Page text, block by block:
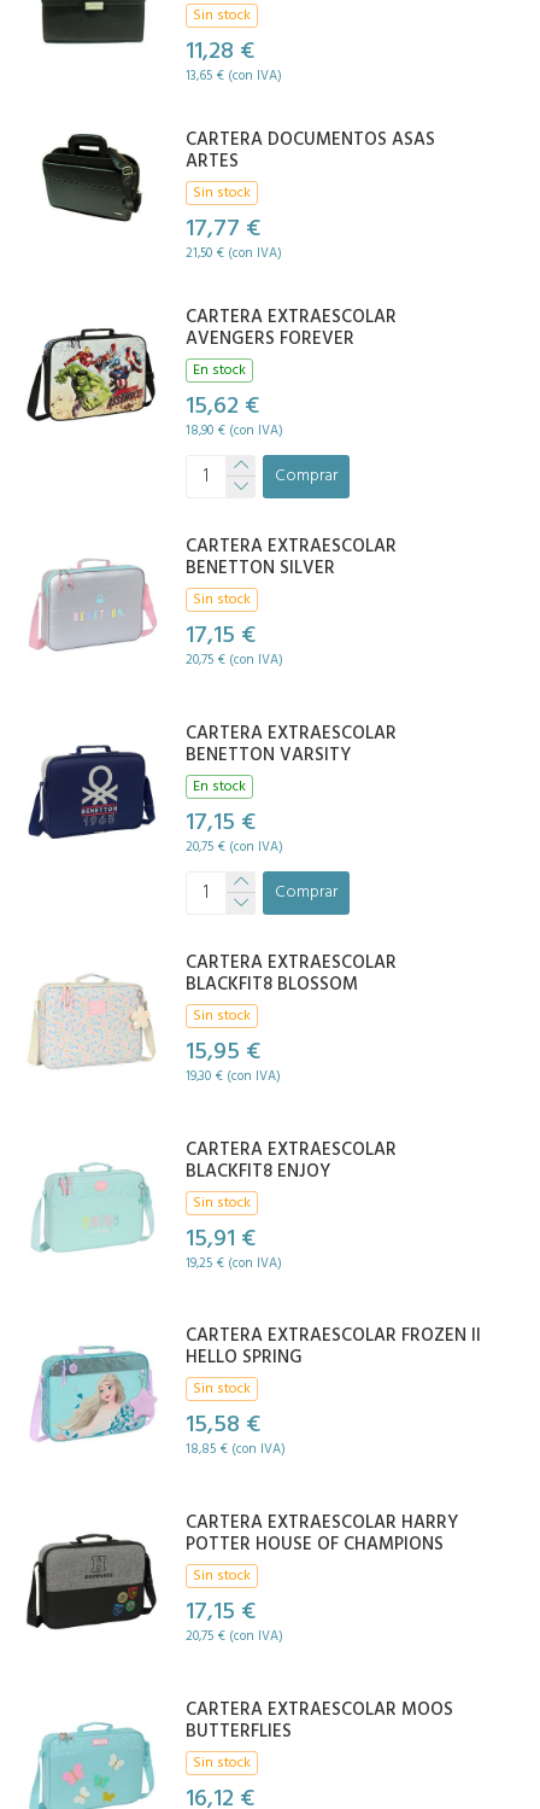
Sin stock
11,28 €
13,65 € (con IVA)
CARTERA DOCUMENTOS ASAS
ARTES
Sin stock
17,77 €
21,50 € (con IVA)
CARTERA EXTRAESCOLAR
AVENGERS FOREVER
En stock
15,62 €
18,90 € (con IVA)
Comprar
CARTERA EXTRAESCOLAR
BENETTON SILVER
Sin stock
17,15 €
20,75 € (con IVA)
CARTERA EXTRAESCOLAR
BENETTON VARSITY
En stock
17,15 €
20,75 € (con IVA)
Comprar
CARTERA EXTRAESCOLAR
BLACKFIT8 BLOSSOM
Sin stock
15,95 €
19,30 € (con IVA)
CARTERA EXTRAESCOLAR
BLACKFIT8 ENJOY
Sin stock
15,91 €
19,25 € (con IVA)
CARTERA EXTRAESCOLAR FROZEN II
HELLO SPRING
Sin stock
15,58 €
18,85 € (con IVA)
CARTERA EXTRAESCOLAR HARRY
POTTER HOUSE OF CHAMPIONS
Sin stock
17,15 €
20,75 € (con IVA)
CARTERA EXTRAESCOLAR MOOS
BUTTERFLIES
Sin stock
16,12 €